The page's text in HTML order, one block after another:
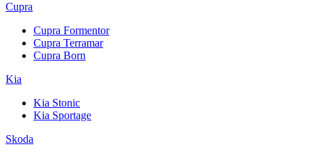
Cupra
Cupra Formentor
Cupra Terramar
Cupra Born
Kia
Kia Stonic
Kia Sportage
Skoda